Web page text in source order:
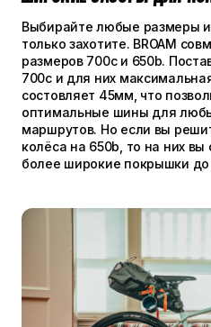
Выбирайте любые размеры
только захотите. BROAM
размеров 700с и 650b.
700с и для них
состовляет 45мм, что
оптимальные шины для
маршрутов. Но если вы
колёса на 650b, то на них
более широкие покрышки до